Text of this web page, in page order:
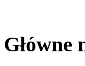
Główne